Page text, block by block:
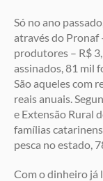
Só no ano
através do Pronaf
produtores – R$
assinados, 81 mil
São aqueles com
reais anuais.
e Extensão Rural
famílias
pesca no estado,
Com o dinheiro já